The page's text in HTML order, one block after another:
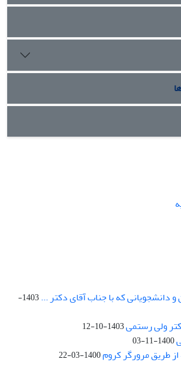
دانشجویانی که با جناب آقای دکتر ...
1403-
ولی رستمی1403-10-12
1400-11-03
طریق مرورگر کروم1400-03-22